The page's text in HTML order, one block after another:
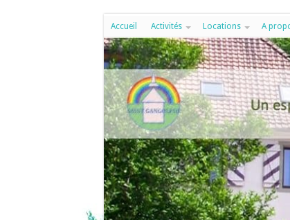
Accueil Activités Locations A